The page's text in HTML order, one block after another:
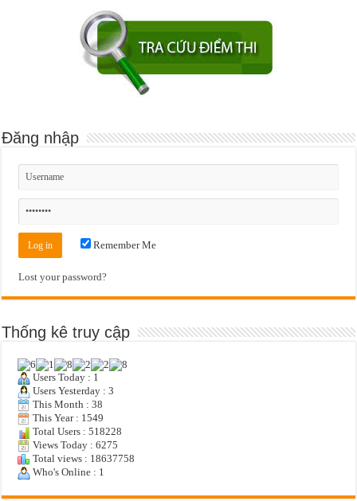
Đăng nhập
Remember Me
Lost your password?
Thống kê truy cập
Users Today : 1
Users Yesterday : 3
This Month : 38
This Year : 1549
Total Users : 518228
Views Today : 6275
Total views : 18637758
Who's Online : 1